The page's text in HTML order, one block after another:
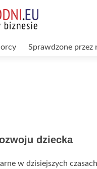
Sprawdzone przez
dziecka
w dzisiejszych